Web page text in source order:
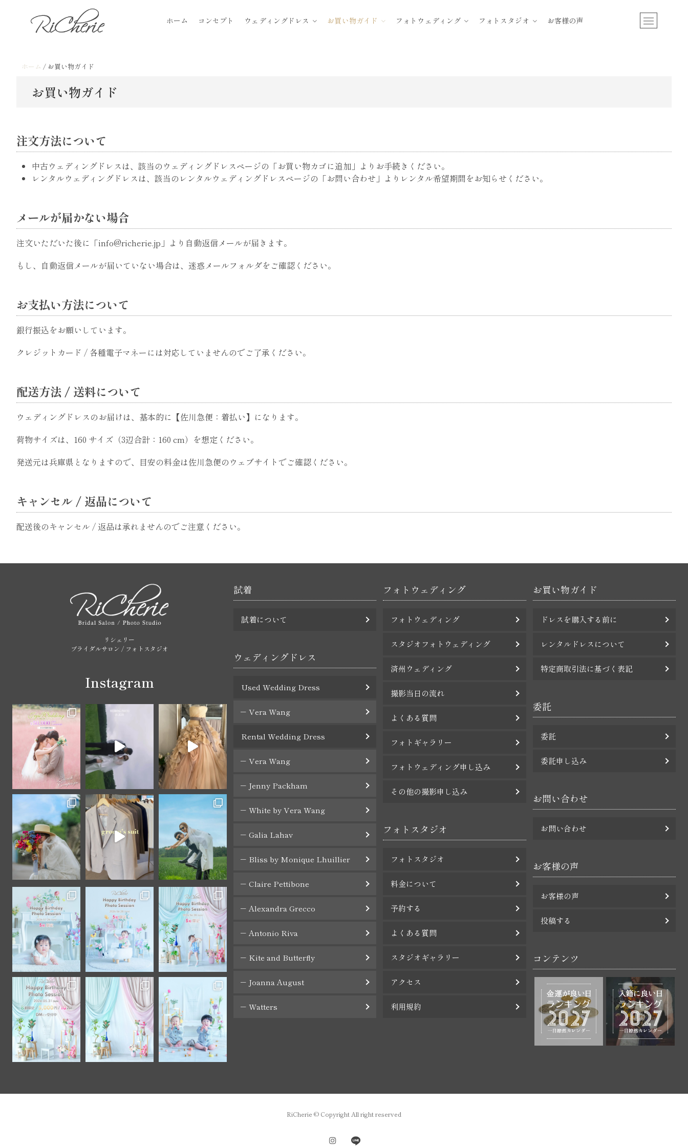
RiCherieホーム コンセプト ウェディングドレス お買い物ガイド フォトウェディング フォトスタジオ お客様の声
M
e
ホーム / お買い物ガイド
お買い物ガイド
注文方法について
中古ウェディングドレスは、該当のウェディングドレスページの「お買い物カゴに追加」よりお手続きください。
レンタルウェディングドレスは、該当のレンタルウェディングドレスページの「お問い合わせ」よりレンタル希望期間をお知らせください。
メールが届かない場合
注文いただいた後に「info@richerie.jp」より自動返信メールが届きます。
もし、自動返信メールが届いていない場合は、迷惑メールフォルダをご確認ください。
お支払い方法について
銀行振込をお願いしています。
クレジットカード / 各種電子マネーには対応していませんのでご了承ください。
配送方法 / 送料について
ウェディングドレスのお届けは、基本的に【佐川急便：着払い】になります。
荷物サイズは、160 サイズ（3辺合計：160 cm）を想定ください。
発送元は兵庫県となりますので、目安の料金は佐川急便のウェブサイトでご確認ください。
キャンセル / 返品について
配送後のキャンセル / 返品は承れませんのでご注意ください。
リシェリー
ブライダルサロン / フォトスタジオ
Instagram
試着
試着について
ウェディングドレス
Used Wedding Dress
Vera Wang
Rental Wedding Dress
Vera Wang
Jenny Packham
White by Vera Wang
Galia Lahav
Bliss by Monique Lhuillier
Claire Pettibone
Alexandra Grecco
Antonio Riva
Kite and Butterfly
Joanna August
Watters
フォトウェディング
フォトウェディング
スタジオフォトウェディング
済州ウェディング
撮影当日の流れ
よくある質問
フォトギャラリー
フォトウェディング申し込み
その他の撮影申し込み
フォトスタジオ
フォトスタジオ
料金について
予約する
よくある質問
スタジオギャラリー
アクセス
利用規約
お買い物ガイド
ドレスを購入する前に
レンタルドレスについて
特定商取引法に基づく表記
委託
委託
委託申し込み
お問い合わせ
お問い合わせ
お客様の声
お客様の声
投稿する
コンテンツ
RiCherie © Copyright All right reserved
instagram